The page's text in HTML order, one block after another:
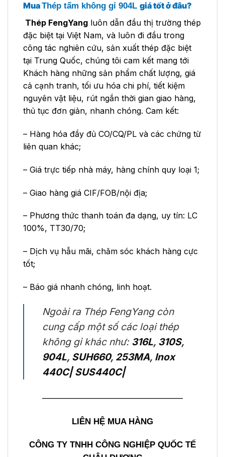
MuaThép tấm không gỉ 904L giá tốt ở đâu?
Thép FengYang luôn dẫn đầu thị trường thép
đặc biệt tại Việt Nam, và luôn đi đầu trong
công tác nghiên cứu, sản xuất thép đặc biệt
tại Trung Quốc, chúng tôi cam kết mang tới
Khách hàng những sản phẩm chất lượng, giá
cả cạnh tranh, tối ưu hóa chi phí, tiết kiệm
nguyên vật liệu, rút ngắn thời gian giao hàng,
thủ tục đơn giản, nhanh chóng. Cam kết:
– Hàng hóa đầy đủ CO/CQ/PL và các chứng từ
liên quan khác;
– Giá trực tiếp nhà máy, hàng chính quy loại 1;
– Giao hàng giá CIF/FOB/nội địa;
– Phương thức thanh toán đa dạng, uy tín: LC
100%, TT30/70;
– Dịch vụ hẫu mãi, chăm sóc khách hàng cực
tốt;
– Báo giá nhanh chóng, linh hoạt.
Ngoài ra Thép FengYang còn
cung cấp một số các loại thép
không gỉ khác như: 316L, 310S,
904L, SUH660, 253MA, Inox
440C| SUS440C|
—————————————————–
LIÊN HỆ MUA HÀNG
CÔNG TY TNHH CÔNG NGHIỆP QUỐC TẾ